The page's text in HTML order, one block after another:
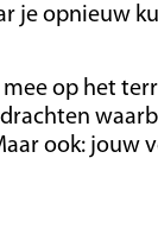
je opnieuw
op het
ook: jouw